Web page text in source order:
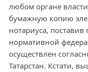
любом органе
бумажную копию
нотариуса, поставив
нормативной
осуществлен
Татарстан. Кстати,